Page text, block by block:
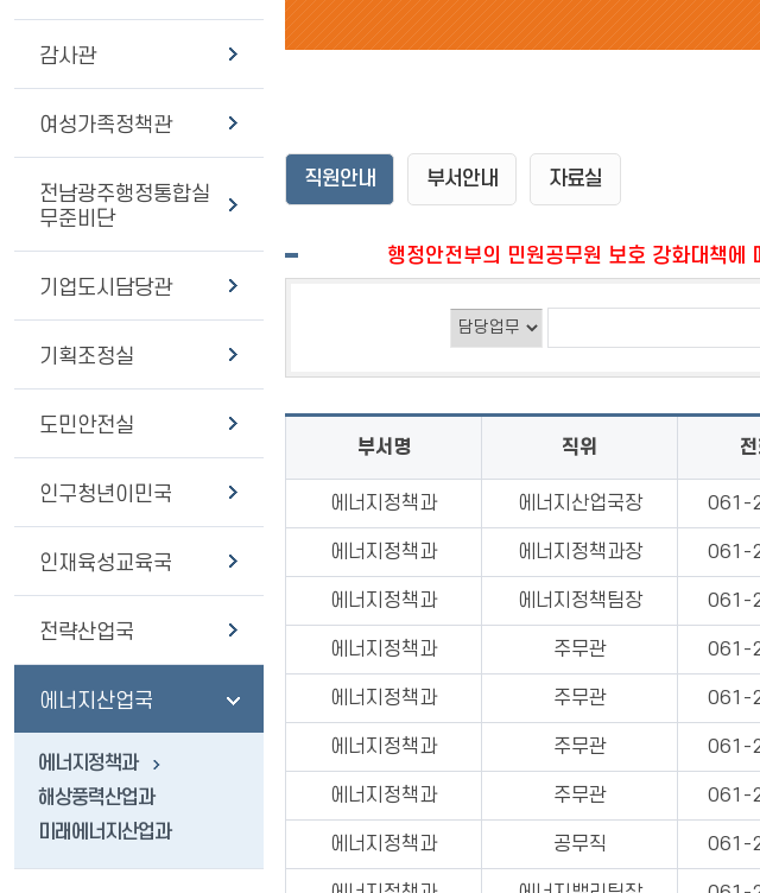
감사관
여성가족정책관
전남광주행정통합실
무준비단
기업도시담당관
기획조정실
도민안전실
인구청년이민국
인재육성교육국
전략산업국
에너지산업국
에너지정책과
해상풍력산업과
미래에너지산업과
직원안내 부서안내 자료실
행정안전부의 민원공무원 보호 강화대책
부서명 직위
에너지정책과 에너지산업국장 061-
에너지정책과 에너지정책과장 061-
에너지정책과 에너지정책팀장 061-
에너지정책과 주무관 061-
에너지정책과 주무관 061-
에너지정책과 주무관 061-
에너지정책과 주무관 061-
에너지정책과 공무직 061-